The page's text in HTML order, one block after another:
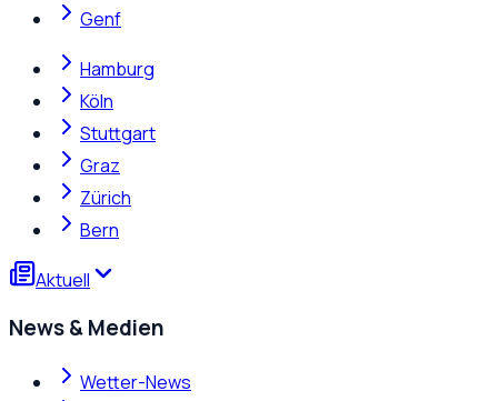
Genf
Hamburg
Köln
Stuttgart
Graz
Zürich
Bern
Aktuell
News & Medien
Wetter-News